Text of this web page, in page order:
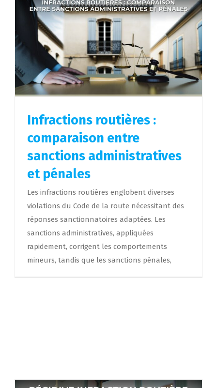
Infractions routières :
comparaison entre
sanctions administratives
et pénales
Les infractions routières englobent diverses
violations du Code de la route nécessitant des
réponses sanctionnatoires adaptées. Les
sanctions administratives, appliquées
rapidement, corrigent les comportements
mineurs, tandis que les sanctions pénales,